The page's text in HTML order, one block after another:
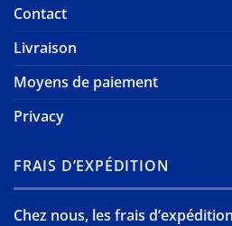
Contact
Livraison
Moyens de paiement
Privacy
FRAIS D’EXPÉDITION
Chez nous, les frais